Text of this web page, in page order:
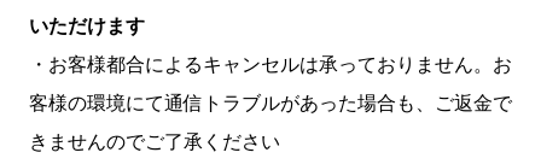
いただけます
・お客様都合によるキャンセルは承っておりません。お
客様の環境にて通信トラブルがあった場合も、ご返金で
きませんのでご了承ください